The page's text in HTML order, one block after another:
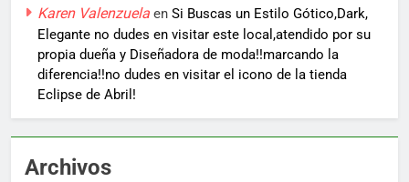
Karen Valenzuela en Si Buscas un Estilo Gótico,Dark,
Elegante no dudes en visitar este local,atendido por su
propia dueña y Diseñadora de moda!!marcando la
diferencia!!no dudes en visitar el icono de la tienda
Eclipse de Abril!
Archivos